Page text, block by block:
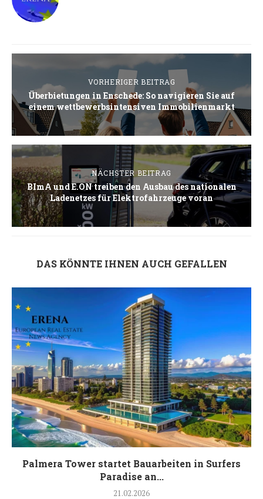
VORHERIGER BEITRAG
Überbietungen in Enschede: So navigieren Sie auf
einem wettbewerbsintensiven Immobilienmarkt
NÄCHSTER BEITRAG
BImA und E.ON treiben den Ausbau des nationalen
Ladenetzes für Elektrofahrzeuge voran
DAS KÖNNTE IHNEN AUCH GEFALLEN
Palmera Tower startet Bauarbeiten in Surfers
Paradise an...
21.02.2026